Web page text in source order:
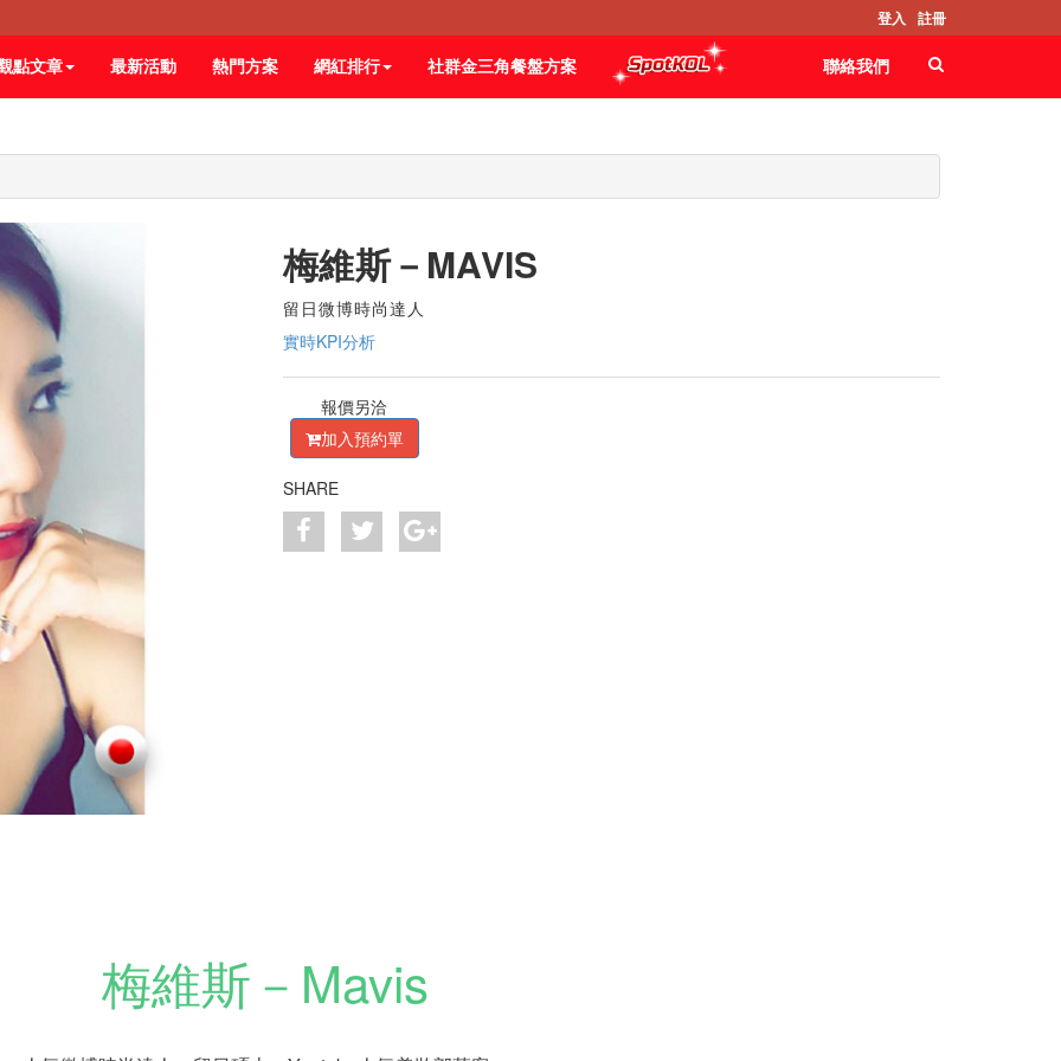
登入 註冊
點文章 最新活動 熱門方案 網紅排行 社群金三角餐盤方案 聯絡我們
梅維斯－MAVIS
留日微博時尚達人
實時KPI分析
報價另洽
加入預約單
SHARE
梅維斯－Mavis